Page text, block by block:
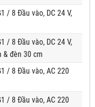
/ 8 Đầu vào, DC 24 V,
/ 8 Đầu vào, DC 24 V,
& đèn 30 cm
/ 8 Đầu vào, AC 220
/ 8 Đầu vào, AC 220